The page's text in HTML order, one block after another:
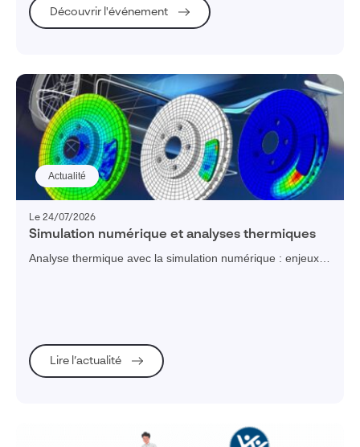
Découvrir l'événement
Actualité
Le 24/07/2026
Simulation numérique et analyses thermiques
Analyse thermique avec la simulation numérique : enjeux
Lire l’actualité